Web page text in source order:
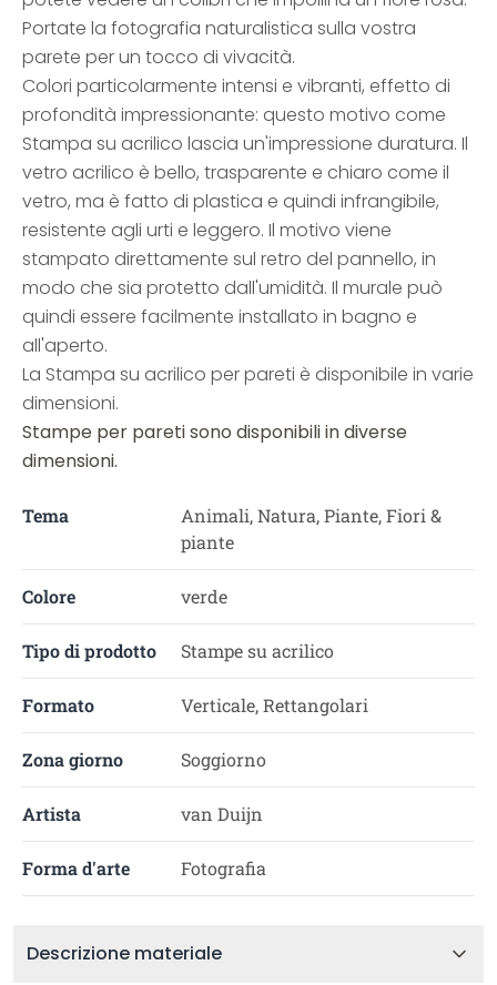
Portate la fotografia naturalistica sulla vostra
parete per un tocco di vivacità.
Colori particolarmente intensi e vibranti, effetto di
profondità impressionante: questo motivo come
Stampa su acrilico lascia un'impressione duratura. Il
vetro acrilico è bello, trasparente e chiaro come il
vetro, ma è fatto di plastica e quindi infrangibile,
resistente agli urti e leggero. Il motivo viene
stampato direttamente sul retro del pannello, in
modo che sia protetto dall'umidità. Il murale può
quindi essere facilmente installato in bagno e
all'aperto.
La Stampa su acrilico per pareti è disponibile in varie
dimensioni.
Stampe per pareti sono disponibili in diverse
dimensioni.
Tema
Animali, Natura, Piante, Fiori &
piante
Colore verde
Tipo di prodotto Stampe su acrilico
Formato Verticale, Rettangolari
Zona giorno Soggiorno
Artista van Duijn
Forma d'arte Fotografia
Descrizione materiale